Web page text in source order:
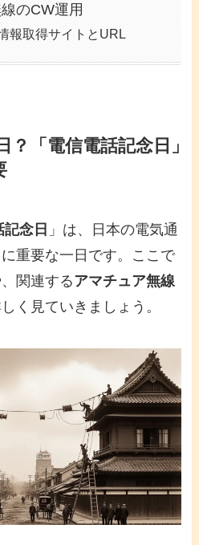
のCW運用
報取得サイトとURL
？「電信電話記念日」
念日 」は、日本の電気通
重要な一日です。ここで
関連するアマチュア無線
く見ていきましょう。